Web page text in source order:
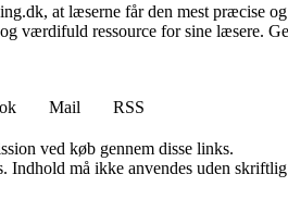
at læserne får den mest præcise
værdifuld ressource for sine
Mail
RSS
ved køb gennem disse links.
må ikke anvendes uden